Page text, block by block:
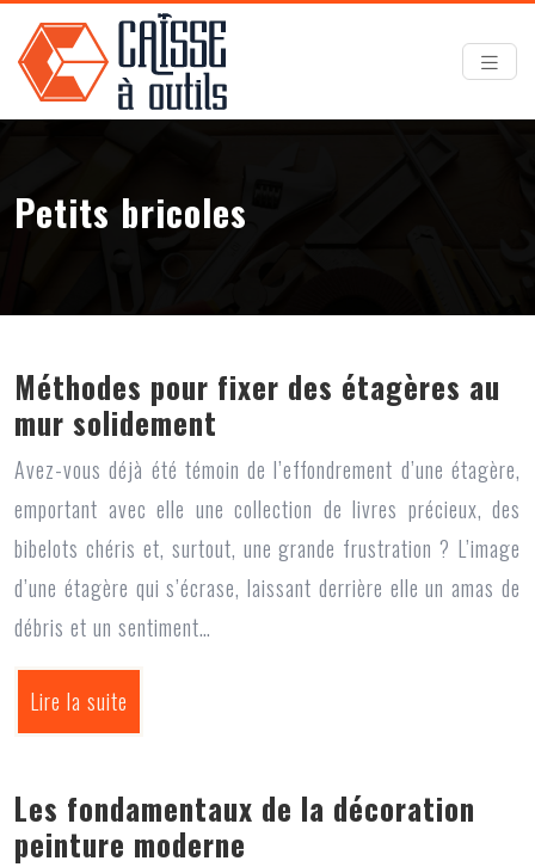
Petits bricoles
Méthodes pour fixer des étagères au
mur solidement
Avez-vous déjà été témoin de l’effondrement d’une étagère,
emportant avec elle une collection de livres précieux, des
bibelots chéris et, surtout, une grande frustration ? L’image
d’une étagère qui s’écrase, laissant derrière elle un amas de
débris et un sentiment…
Lire la suite
Les fondamentaux de la décoration
peinture moderne